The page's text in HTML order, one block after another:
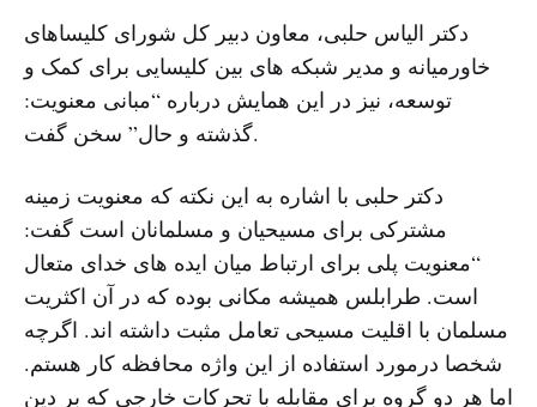
دکتر الیاس حلبی، معاون دبیر کل شورای کلیساهای
خاورمیانه و مدیر شبکه های بین کلیسایی برای کمک و
توسعه، نیز در این همایش درباره “مبانی معنویت:
گذشته و حال” سخن گفت.
دکتر حلبی با اشاره به این نکته که معنویت زمینه
مشترکی برای مسیحیان و مسلمانان است گفت:
“معنویت پلی برای ارتباط میان ایده های خدای متعال
است. طرابلس همیشه مکانی بوده که در آن اکثریت
مسلمان با اقلیت مسیحی تعامل مثبت داشته اند. اگرچه
شخصا درمورد استفاده از این واژه محافظه کار هستم.
اما هر دو گروه برای مقابله با تحرکات خارجی که بر دین